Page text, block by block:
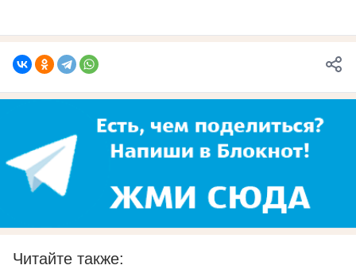
Читайте также: